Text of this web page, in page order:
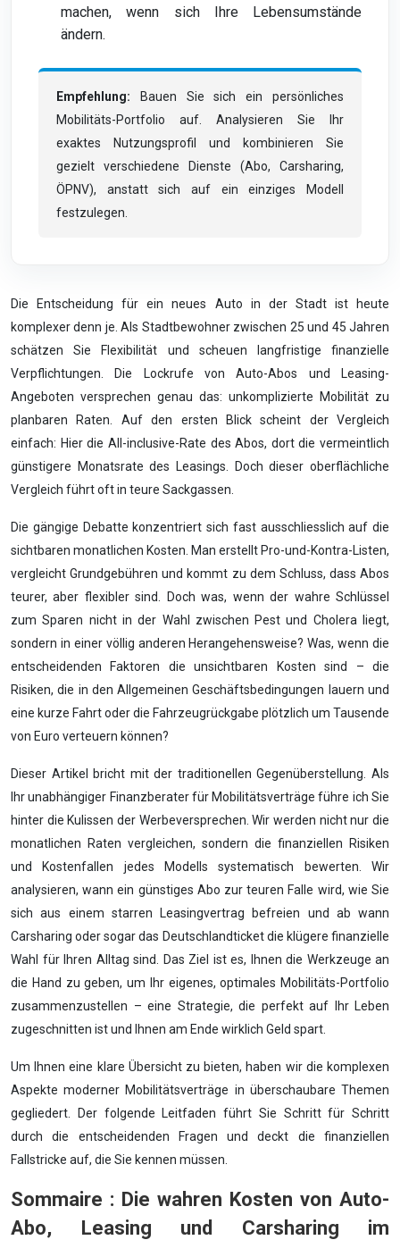
machen, wenn sich Ihre Lebensumstände
ändern.
Empfehlung: Bauen Sie sich ein persönliches
Mobilitäts-Portfolio auf. Analysieren Sie Ihr
exaktes Nutzungsprofil und kombinieren Sie
gezielt verschiedene Dienste (Abo, Carsharing,
ÖPNV), anstatt sich auf ein einziges Modell
festzulegen.
Die Entscheidung für ein neues Auto in der Stadt ist heute
komplexer denn je. Als Stadtbewohner zwischen 25 und 45 Jahren
schätzen Sie Flexibilität und scheuen langfristige finanzielle
Verpflichtungen. Die Lockrufe von Auto-Abos und Leasing-
Angeboten versprechen genau das: unkomplizierte Mobilität zu
planbaren Raten. Auf den ersten Blick scheint der Vergleich
einfach: Hier die All-inclusive-Rate des Abos, dort die vermeintlich
günstigere Monatsrate des Leasings. Doch dieser oberflächliche
Vergleich führt oft in teure Sackgassen.
Die gängige Debatte konzentriert sich fast ausschliesslich auf die
sichtbaren monatlichen Kosten. Man erstellt Pro-und-Kontra-Listen,
vergleicht Grundgebühren und kommt zu dem Schluss, dass Abos
teurer, aber flexibler sind. Doch was, wenn der wahre Schlüssel
zum Sparen nicht in der Wahl zwischen Pest und Cholera liegt,
sondern in einer völlig anderen Herangehensweise? Was, wenn die
entscheidenden Faktoren die unsichtbaren Kosten sind – die
Risiken, die in den Allgemeinen Geschäftsbedingungen lauern und
eine kurze Fahrt oder die Fahrzeugrückgabe plötzlich um Tausende
von Euro verteuern können?
Dieser Artikel bricht mit der traditionellen Gegenüberstellung. Als
Ihr unabhängiger Finanzberater für Mobilitätsverträge führe ich Sie
hinter die Kulissen der Werbeversprechen. Wir werden nicht nur die
monatlichen Raten vergleichen, sondern die finanziellen Risiken
und Kostenfallen jedes Modells systematisch bewerten. Wir
analysieren, wann ein günstiges Abo zur teuren Falle wird, wie Sie
sich aus einem starren Leasingvertrag befreien und ab wann
Carsharing oder sogar das Deutschlandticket die klügere finanzielle
Wahl für Ihren Alltag sind. Das Ziel ist es, Ihnen die Werkzeuge an
die Hand zu geben, um Ihr eigenes, optimales Mobilitäts-Portfolio
zusammenzustellen – eine Strategie, die perfekt auf Ihr Leben
zugeschnitten ist und Ihnen am Ende wirklich Geld spart.
Um Ihnen eine klare Übersicht zu bieten, haben wir die komplexen
Aspekte moderner Mobilitätsverträge in überschaubare Themen
gegliedert. Der folgende Leitfaden führt Sie Schritt für Schritt
durch die entscheidenden Fragen und deckt die finanziellen
Fallstricke auf, die Sie kennen müssen.
Sommaire : Die wahren Kosten von Auto-
Abo, Leasing und Carsharing im